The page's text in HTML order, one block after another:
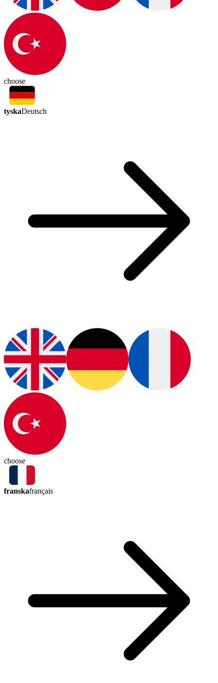
choose
tyskaDeutsch
choose
franskafrançais